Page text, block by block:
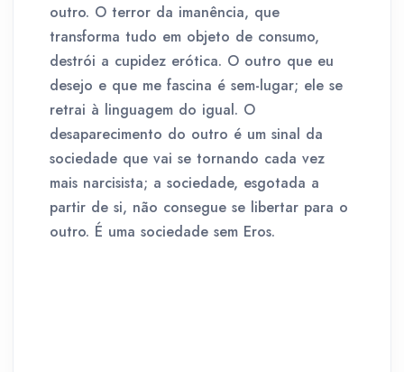
outro. O terror da imanência, que
transforma tudo em objeto de consumo,
destrói a cupidez erótica. O outro que eu
desejo e que me fascina é sem-lugar; ele se
retrai à linguagem do igual. O
desaparecimento do outro é um sinal da
sociedade que vai se tornando cada vez
mais narcisista; a sociedade, esgotada a
partir de si, não consegue se libertar para o
outro. É uma sociedade sem Eros.